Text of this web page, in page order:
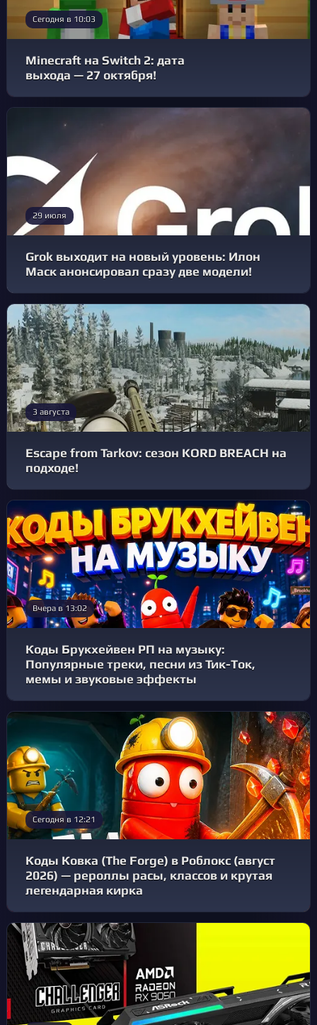
Сегодня в 10:03
Minecraft на Switch 2: дата
выхода — 27 октября!
29 июля
Grok выходит на новый уровень: Илон
Маск анонсировал сразу две модели!
3 августа
Escape from Tarkov: сезон KORD BREACH на
подходе!
Вчера в 13:02
Коды Брукхейвен РП на музыку:
Популярные треки, песни из Тик-Ток,
мемы и звуковые эффекты
Сегодня в 12:21
Коды Ковка (The Forge) в Роблокс (август
2026) — рероллы расы, классов и крутая
легендарная кирка